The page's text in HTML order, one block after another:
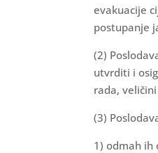
evakuacije
postupanje
(2)
utvrditi i
rada,
(3)
1) odmah ih